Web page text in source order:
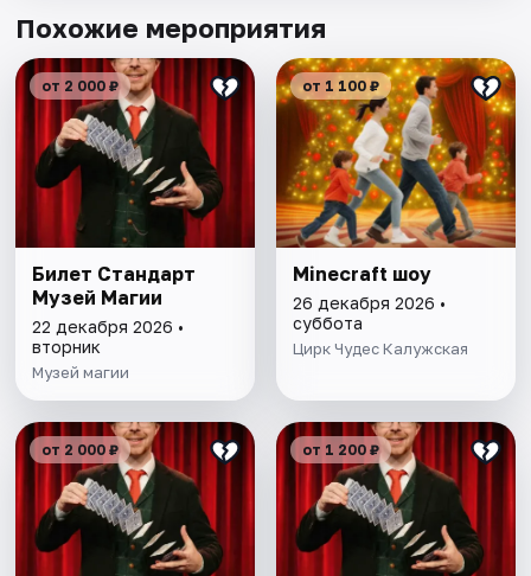
Похожие мероприятия
от 2 000 ₽
Билет Стандарт
Музей Магии
22 декабря 2026 •
вторник
Музей магии
от 1 100 ₽
Minecraft шоу
26 декабря 2026 •
суббота
Цирк Чудес Калужская
от 2 000 ₽ от 1 200 ₽